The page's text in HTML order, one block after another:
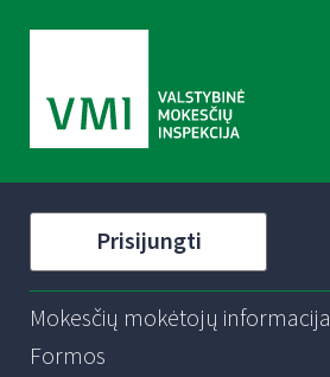
Prisijungti
Mokesčių mokėtojų informacija
Formos